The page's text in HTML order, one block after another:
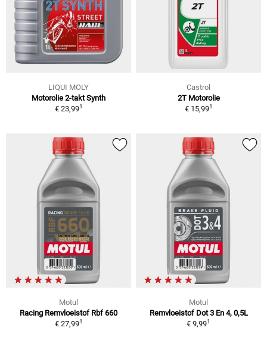
LIQUI MOLY
Motorolie 2-takt Synth
€ 23,991
Castrol
2T Motorolie
€ 15,991
Motul
Racing Remvloeistof Rbf 660
€ 27,991
Motul
Remvloeistof Dot 3 En 4, 0,5L
€ 9,991